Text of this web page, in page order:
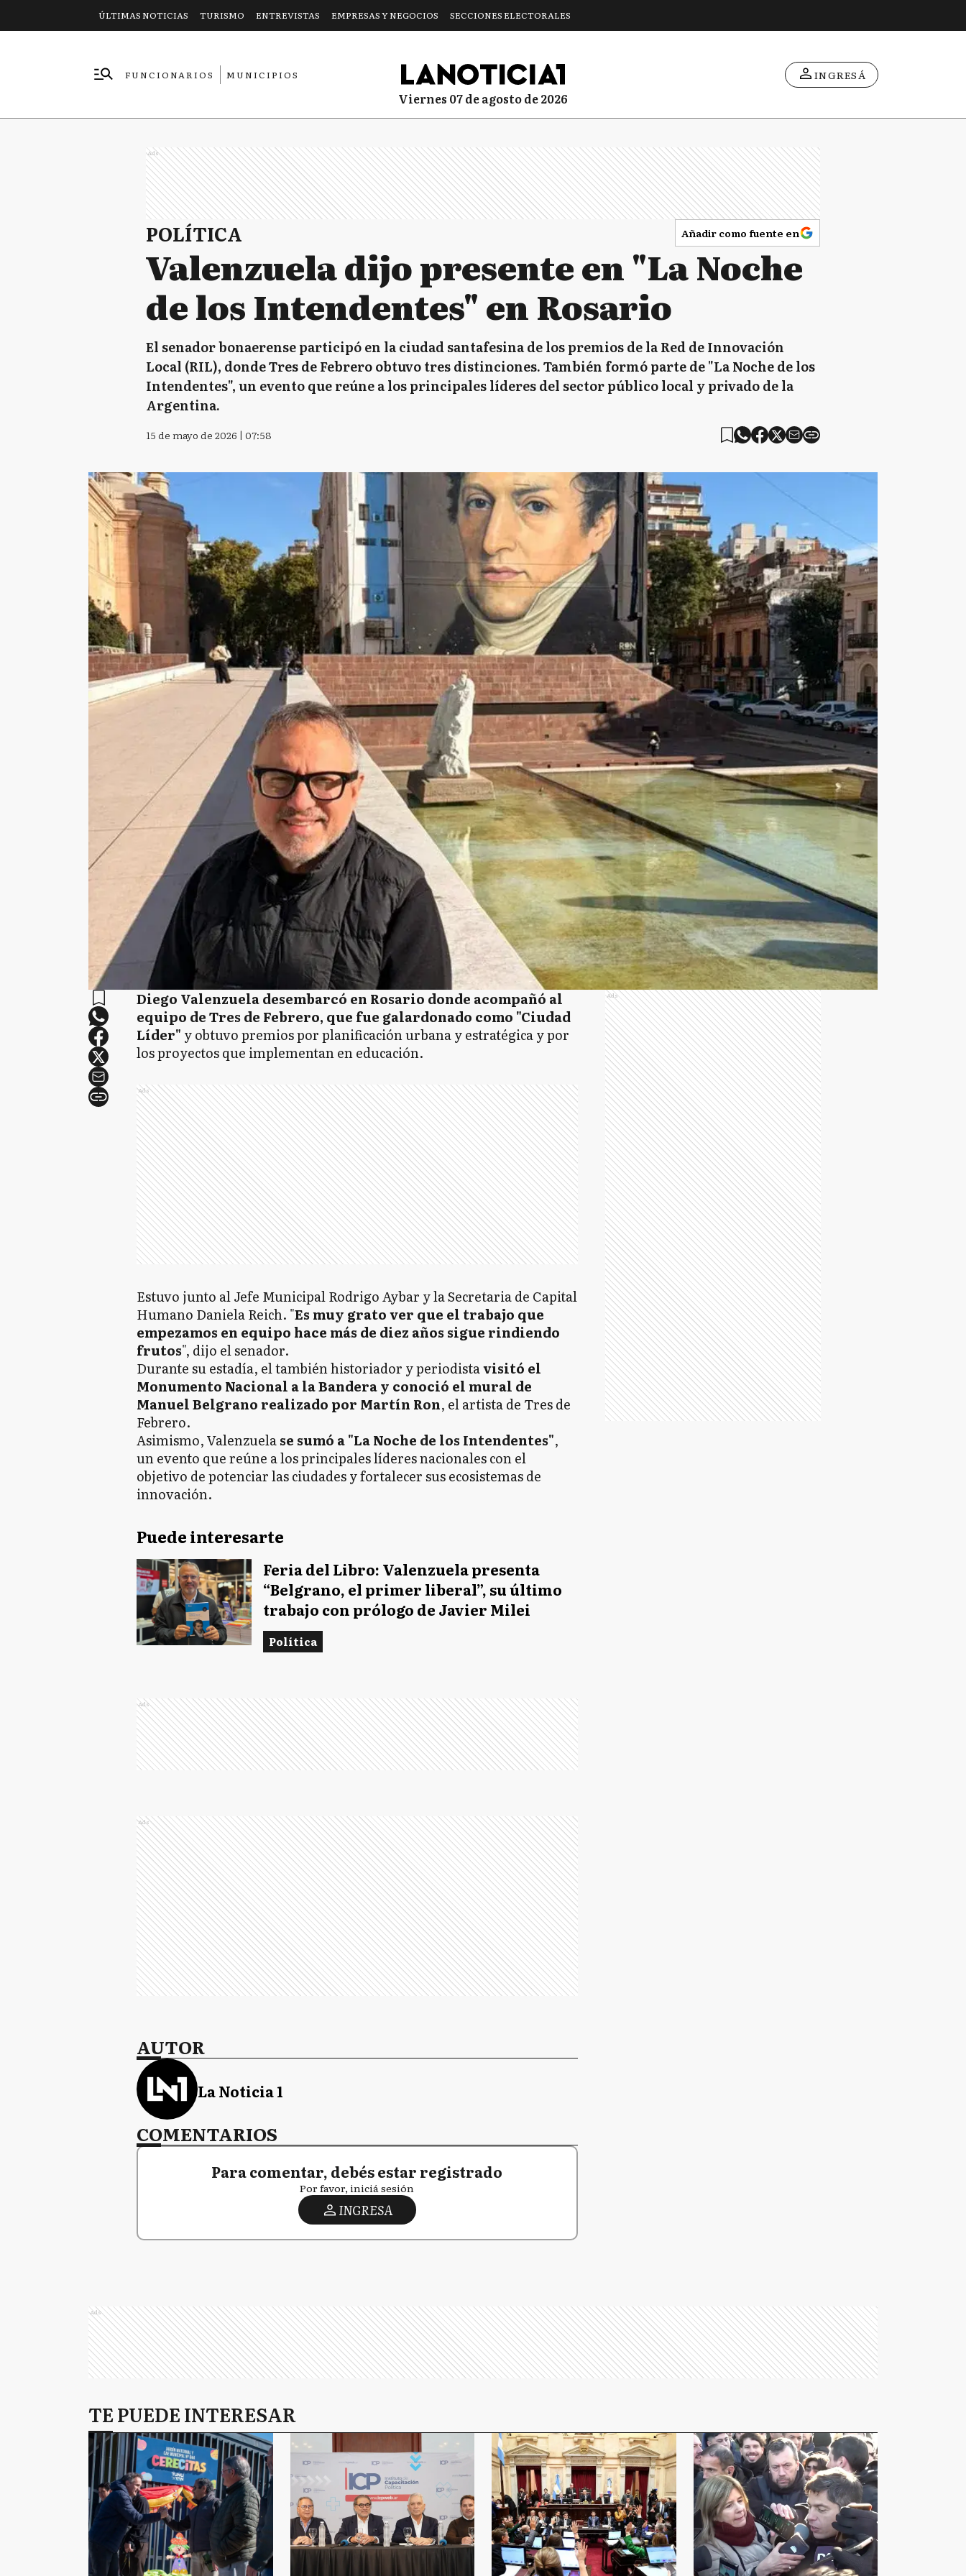
ÚLTIMAS NOTICIAS TURISMO ENTREVISTAS EMPRESAS Y NEGOCIOS SECCIONES ELECTORALES
FUNCIONARIOS
MUNICIPIOS
viernes 07 de agosto de 2026
INGRESÁ
Ads
POLÍTICA Añadir como fuente en
Valenzuela dijo presente en "La Noche
de los Intendentes" en Rosario
El senador bonaerense participó en la ciudad santafesina de los premios de la Red de Innovación
Local (RIL), donde Tres de Febrero obtuvo tres distinciones. También formó parte de "La Noche de los
Intendentes", un evento que reúne a los principales líderes del sector público local y privado de la
Argentina.
15 de mayo de 2026 | 07:58
Diego Valenzuela desembarcó en Rosario donde acompañó al
equipo de Tres de Febrero, que fue galardonado como "Ciudad
Líder" y obtuvo premios por planificación urbana y estratégica y por
los proyectos que implementan en educación.
Ads
Estuvo junto al Jefe Municipal Rodrigo Aybar y la Secretaria de Capital
Humano Daniela Reich. "Es muy grato ver que el trabajo que
empezamos en equipo hace más de diez años sigue rindiendo
frutos", dijo el senador.
Durante su estadía, el también historiador y periodistavisitó el
Monumento Nacional a la Bandera y conoció el mural de
Manuel Belgrano realizado por Martín Ron, el artista de Tres de
Febrero.
Asimismo, Valenzuelase sumó a "La Noche de los Intendentes",
un evento que reúne a los principales líderes nacionales con el
objetivo de potenciar las ciudades y fortalecer sus ecosistemas de
innovación.
Puede interesarte
Feria del Libro: Valenzuela presenta
“Belgrano, el primer liberal”, su último
trabajo con prólogo de Javier Milei
Política
Ads
Ads
AUTOR
La Noticia 1
COMENTARIOS
Para comentar, debés estar registrado
Por favor, iniciá sesión
INGRESA
Ads
Ads
TE PUEDE INTERESAR